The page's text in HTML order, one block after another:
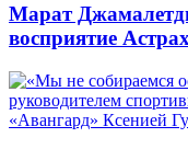
Марат
восприятие